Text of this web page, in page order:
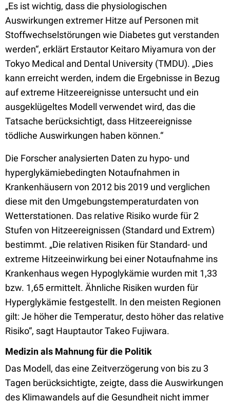
„Es ist wichtig, dass die physiologischen
Auswirkungen extremer Hitze auf Personen mit
Stoffwechselstörungen wie Diabetes gut verstanden
werden“, erklärt Erstautor Keitaro Miyamura von der
Tokyo Medical and Dental University (TMDU). „Dies
kann erreicht werden, indem die Ergebnisse in Bezug
auf extreme Hitzeereignisse untersucht und ein
ausgeklügeltes Modell verwendet wird, das die
Tatsache berücksichtigt, dass Hitzeereignisse
tödliche Auswirkungen haben können.“
Die Forscher analysierten Daten zu hypo- und
hyperglykämiebedingten Notaufnahmen in
Krankenhäusern von 2012 bis 2019 und verglichen
diese mit den Umgebungstemperaturdaten von
Wetterstationen. Das relative Risiko wurde für 2
Stufen von Hitzeereignissen (Standard und Extrem)
bestimmt. „Die relativen Risiken für Standard- und
extreme Hitzeeinwirkung bei einer Notaufnahme ins
Krankenhaus wegen Hypoglykämie wurden mit 1,33
bzw. 1,65 ermittelt. Ähnliche Risiken wurden für
Hyperglykämie festgestellt. In den meisten Regionen
gilt: Je höher die Temperatur, desto höher das relative
Risiko“, sagt Hauptautor Takeo Fujiwara.
Medizin als Mahnung für die Politik
Das Modell, das eine Zeitverzögerung von bis zu 3
Tagen berücksichtigte, zeigte, dass die Auswirkungen
des Klimawandels auf die Gesundheit nicht immer